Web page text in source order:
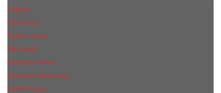
Dupont
Eisenberg
Еsteе Lаudеr
Elie Saab
Elizabeth Arden
Escentric Molecules
Emilio Pucci